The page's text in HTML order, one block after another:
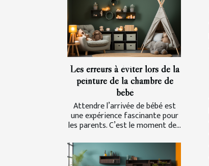
Les erreurs à éviter lors de la
peinture de la chambre de
bébé
Attendre l’arrivée de bébé est
une expérience fascinante pour
les parents. C’est le moment de...